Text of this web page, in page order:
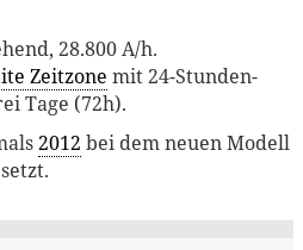
28.800 A/h.
Zeitzone mit 24-Stunden-
Tage (72h).
2012 bei dem neuen Modell